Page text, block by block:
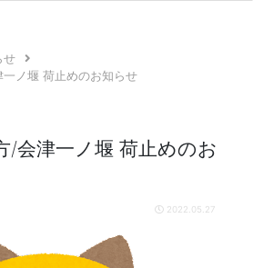
せ
ノ堰 荷止めのお知らせ
/会津一ノ堰 荷止めのお
2022.05.27